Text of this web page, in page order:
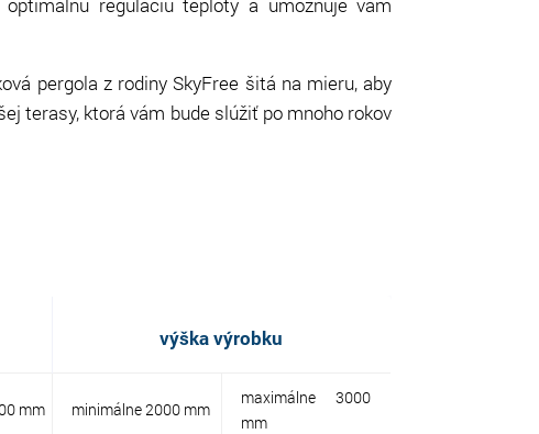
reguláciu teploty a umožňuje vám
pergola z rodiny SkyFree šitá na mieru, aby
terasy, ktorá vám bude slúžiť po mnoho rokov
výška výrobku
mm minimálne 2000 mm
maximálne 3000
mm